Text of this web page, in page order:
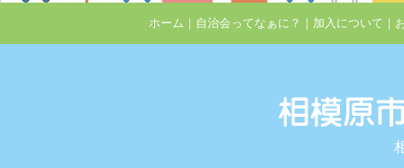
ホーム ｜ 自治会ってなぁに？ ｜ 加入について ｜